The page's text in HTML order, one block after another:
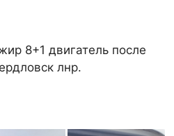
8+1 двигатель после
лнр.